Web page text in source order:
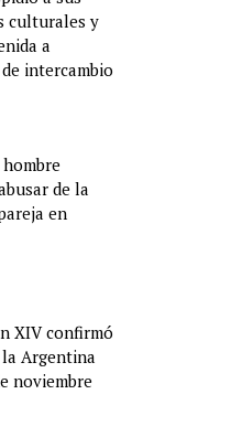
culturales y
a
intercambio
de la
en
XIV confirmó
Argentina
noviembre